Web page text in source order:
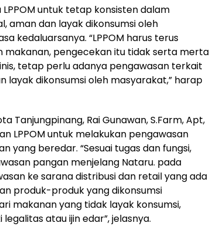
untuk tetap konsisten dalam
aman dan layak dikonsumsi oleh
kedaluarsanya. “LPPOM harus terus
makanan, pengecekan itu tidak serta merta
tetap perlu adanya pengawasan terkait
dikonsumsi oleh masyarakat,” harap
Tanjungpinang, Rai Gunawan, S.Farm, Apt,
LPPOM untuk melakukan pengawasan
yang beredar. “Sesuai tugas dan fungsi,
pangan menjelang Nataru. pada
ke sarana distribusi dan retail yang ada
produk-produk yang dikonsumsi
makanan yang tidak layak konsumsi,
atau ijin edar”, jelasnya.